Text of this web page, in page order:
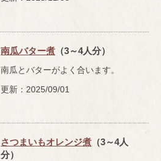
南瓜バター煮 （3～4人分）
南瓜とバターがよく合います。
更新：2025/09/01
さつまいもオレンジ煮 （3～4人
分）